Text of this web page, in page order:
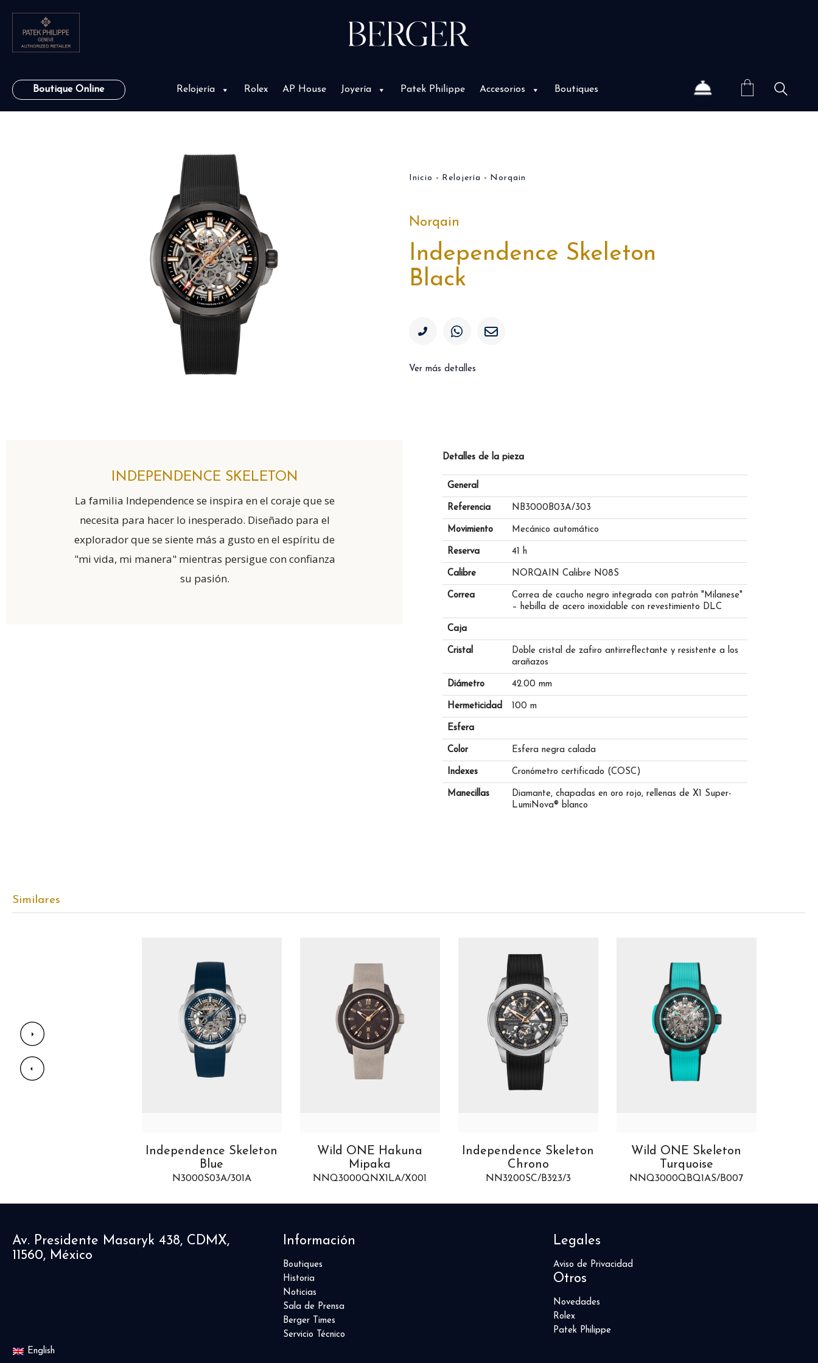
Boutique Online Relojería Rolex AP House Joyería Patek Philippe Accesorios Boutiques
Inicio Relojería Norqain
Norqain
Independence Skeleton
Black
Ver más detalles
INDEPENDENCE SKELETON
La familia Independence se inspira en el coraje que se
necesita para hacer lo inesperado. Diseñado para el
explorador que se siente más a gusto en el espíritu de
"mi vida, mi manera" mientras persigue con confianza
su pasión.
Detalles de la pieza
General
Referencia NB3000B03A/303
Movimiento Mecánico automático
Reserva 41 h
Calibre NORQAIN Calibre N08S
Correa
Correa de caucho negro integrada con patrón "Milanese"
– hebilla de acero inoxidable con revestimiento DLC
Caja
Cristal
Doble cristal de zafiro antirreflectante y resistente a los
arañazos
Diámetro 42.00 mm
Hermeticidad 100 m
Esfera
Color Esfera negra calada
Indexes Cronómetro certificado (COSC)
Manecillas
Diamante, chapadas en oro rojo, rellenas de X1 Super-
LumiNova® blanco
Similares
Wild ONE Hakuna
Mipaka
NNQ3000QNX1LA/X001
Independence Skeleton
Chrono
NN3200SC/B323/3
Wild ONE Skeleton
Turquoise
NNQ3000QBQ1AS/B007
Independence Skeleton
Grey
N3000SLA/G303
Av. Presidente Masaryk 438, CDMX,
11560, México
Información
Boutiques
Historia
Noticias
Sala de Prensa
Berger Times
Servicio Técnico
Legales
Aviso de Privacidad
Otros
Novedades
Rolex
Patek Philippe
English